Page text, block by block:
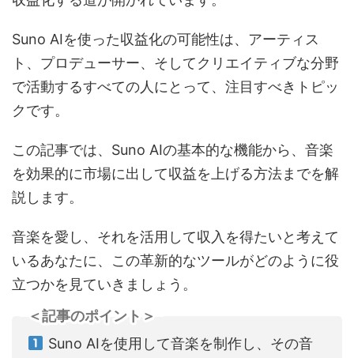
Suno AIを使った収益化の可能性は、アーティス
ト、プロデューサー、そしてクリエイティブな分野
で活動するすべての人にとって、注目すべきトピッ
クです。
この記事では、Suno AIの基本的な機能から、音楽
を効果的に市場に出して収益を上げる方法までを解
説します。
音楽を愛し、それを活用して収入を得たいと考えて
いるあなたに、この革新的なツールがどのように役
立つかを見ていきましょう。
＜記事のポイント＞
Suno AIを使用して音楽を制作し、その音